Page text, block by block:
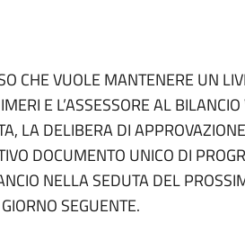
CHE VUOLE MANTENERE UN
E L’ASSESSORE AL
LA DELIBERA DI
DOCUMENTO UNICO DI
NELLA SEDUTA DEL
SEGUENTE.